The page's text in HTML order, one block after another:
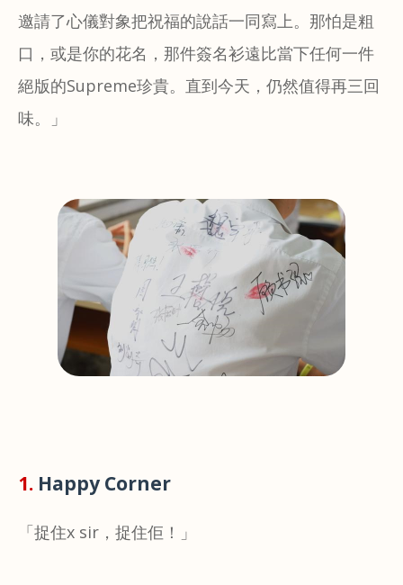
邀請了心儀對象把祝福的說話一同寫上。那怕是粗
口，或是你的花名，那件簽名衫遠比當下任何一件
絕版的Supreme珍貴。直到今天，仍然值得再三回
味。」
1. Happy Corner
「捉住x sir，捉住佢！」